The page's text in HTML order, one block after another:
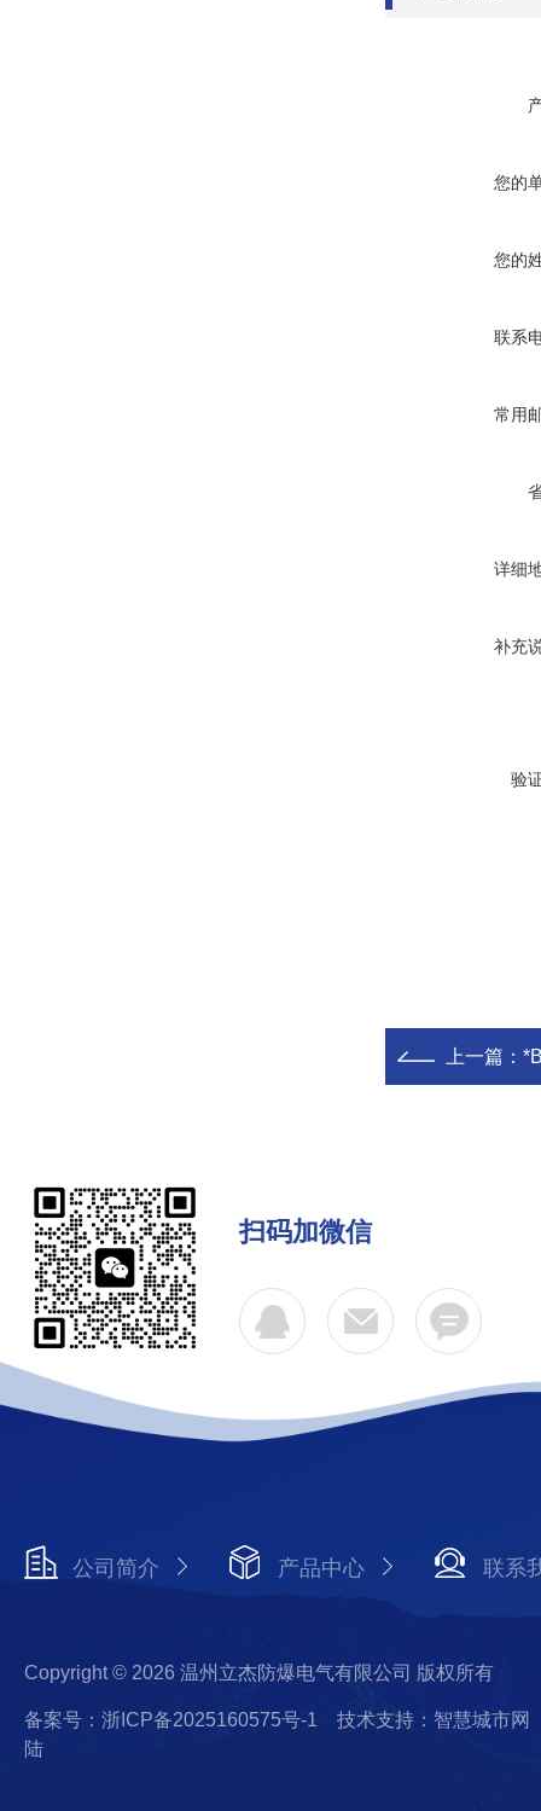
您的
您的
联系
常用
详细
补充
验
上一篇：
扫码加微信
公司简介 产品中心 联系
Copyright © 2026 温州立杰防爆电气有限公司 版权所有
备案号：浙ICP备2025160575号-1
技术支持：智慧城市网
陆